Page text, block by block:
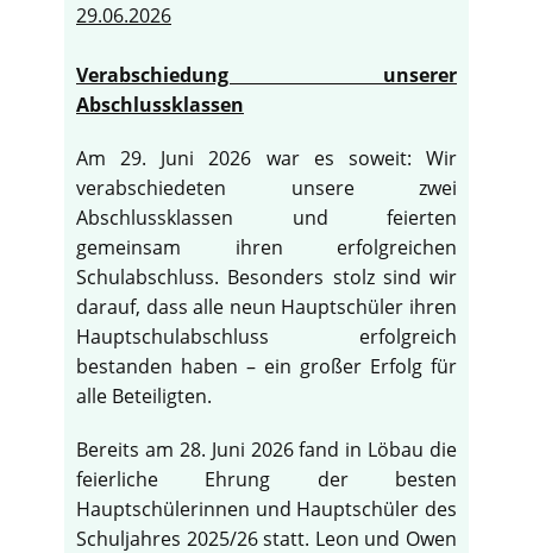
29.06.2026
Verabschiedung unserer
Abschlussklassen
Am 29. Juni 2026 war es soweit: Wir
verabschiedeten unsere zwei
Abschlussklassen und feierten
gemeinsam ihren erfolgreichen
Schulabschluss. Besonders stolz sind wir
darauf, dass alle neun Hauptschüler ihren
Hauptschulabschluss erfolgreich
bestanden haben – ein großer Erfolg für
alle Beteiligten.
Bereits am 28. Juni 2026 fand in Löbau die
feierliche Ehrung der besten
Hauptschülerinnen und Hauptschüler des
Schuljahres 2025/26 statt. Leon und Owen